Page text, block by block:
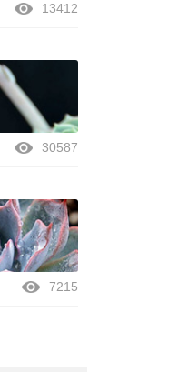
13412
30587
7215